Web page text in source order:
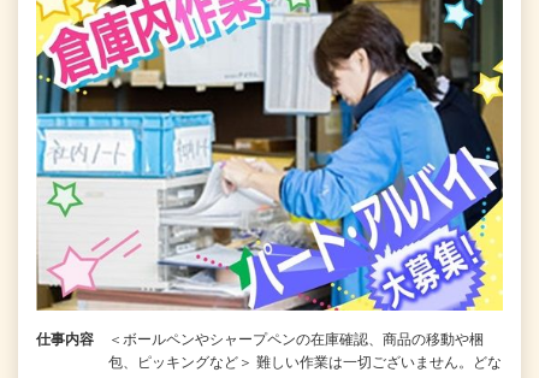
仕事内容
＜ボールペンやシャープペンの在庫確認、商品の移動や梱
包、ピッキングなど＞ 難しい作業は一切ございません。どな